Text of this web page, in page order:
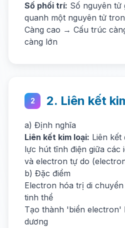
Số phối trí: Số nguyên tử
quanh một nguyên tử
Càng cao → Cấu trúc
càng lớn
2 2. Liên kết
a) Định nghĩa
Liên kết kim loại: Liên
lực hút tĩnh điện giữa các
và electron tự do
b) Đặc điểm
Electron hóa trị di
tinh thể
Tạo thành 'biển electron'
dương